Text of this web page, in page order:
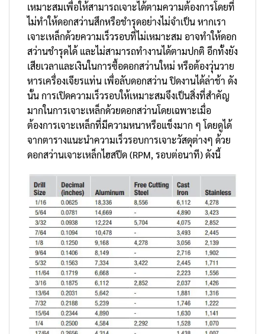
เหมาะสมเพื่อให้สามารถเจาะได้ตามความต้องการโดยที่
ไม่ทำให้ดอกสว่านสึกหรือชำรุดอย่างไม่จำเป็น หากเรา
เจาะเหล็กด้วยความเร็วรอบที่ไม่เหมาะสม อาจทำให้ดอก
สว่านชำรุดได้ และไม่สามารถทำงานได้ตามปกติ อีกทั้งยัง
เสียเวลาและเงินในการซื้อดอกสว่านใหม่ หรือต้องวุ่นวาย
หารเครื่องเจียรแท่น เพื่อลับดอกสว่าน ปิดงานได้ล่าช้า ดัง
นั้น การเปิดความเร็วรอบให้เหมาะสมจึงเป็นสิ่งที่สำคัญ
มากในการเจาะเหล็กด้วยดอกสว่านโดยเฉพาะเมื่อ
ต้องการเจาะเหล็กที่มีความหนาหรือแข็งมาก ๆ โดยดูได้
จากตารางแนะนำความเร็วรอบการเจาะวัสดุต่างๆ ด้วย
ดอกสว่านเจาะเหล็กไฮสปีด (RPM, รอบต่อนาที) ดังนี้